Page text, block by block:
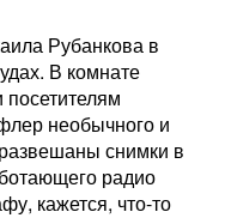
Рубанкова в
В комнате
необычного и
снимки в
радио
кажется, что-то